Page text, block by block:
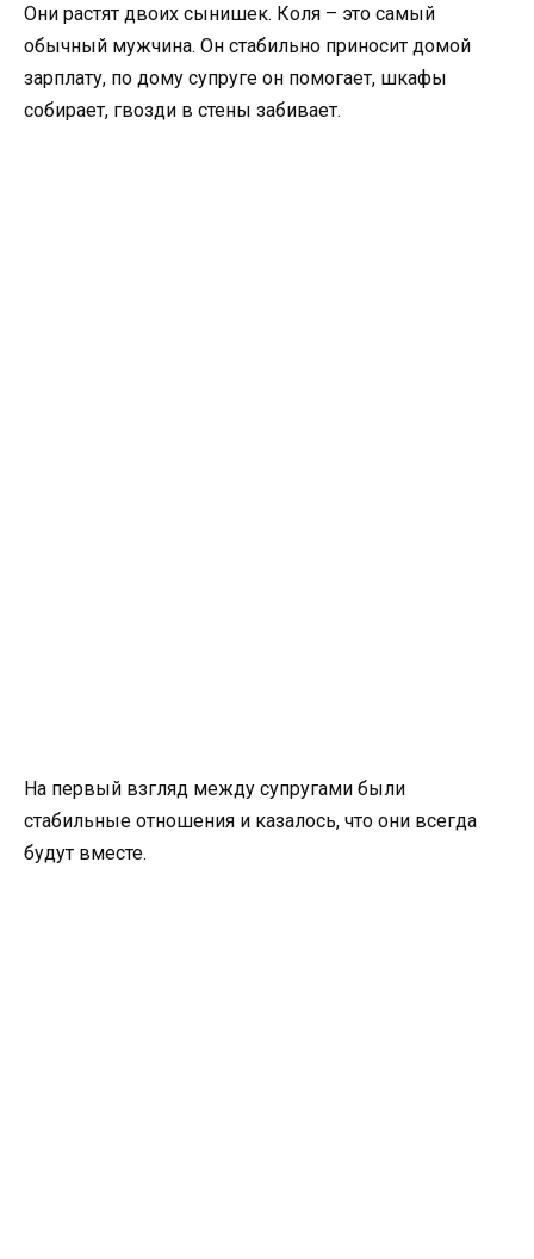
Они растят двоих сынишек. Коля – это самый
обычный мужчина. Он стабильно приносит домой
зарплату, по дому супруге он помогает, шкафы
собирает, гвозди в стены забивает.
На первый взгляд между супругами были
стабильные отношения и казалось, что они всегда
будут вместе.